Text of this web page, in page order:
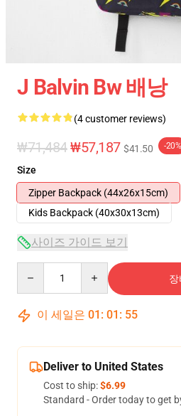
J Balvin Bw 배낭
(4 customer reviews)
₩71,484₩57,187 $41.50 -20%
Size
Zipper Backpack (44x26x15cm)
Kids Backpack (40x30x13cm)
사이즈 가이드 보기
이 세일은 01 : 01 : 54
Deliver to United States
Cost to ship:$6.99
Standard - Order today to get